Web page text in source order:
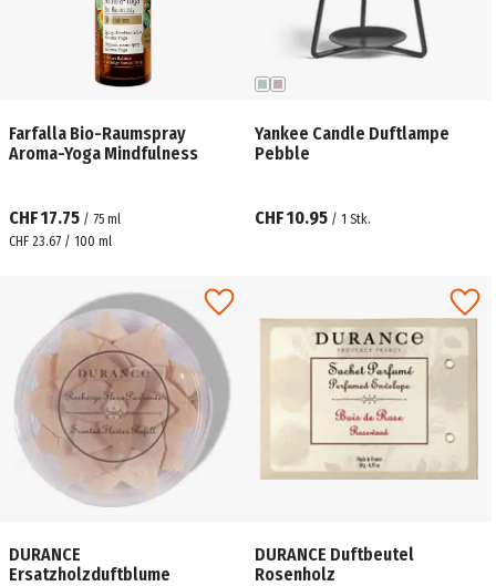
Farfalla Bio-Raumspray
Aroma-Yoga Mindfulness
CHF 17.75 / 75 ml
CHF 23.67 / 100 ml
Yankee Candle Duftlampe
Pebble
CHF 10.95 / 1 Stk.
DURANCE
Ersatzholzduftblume
DURANCE Duftbeutel
Rosenholz